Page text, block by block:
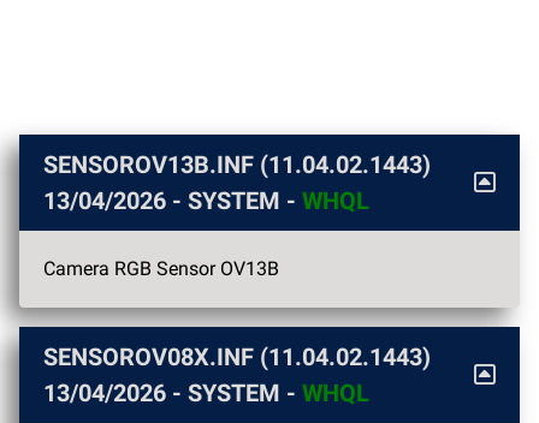
SENSOROV13B.INF (11.04.02.1443)
13/04/2026 - SYSTEM - WHQL
Camera RGB Sensor OV13B
SENSOROV08X.INF (11.04.02.1443)
13/04/2026 - SYSTEM - WHQL